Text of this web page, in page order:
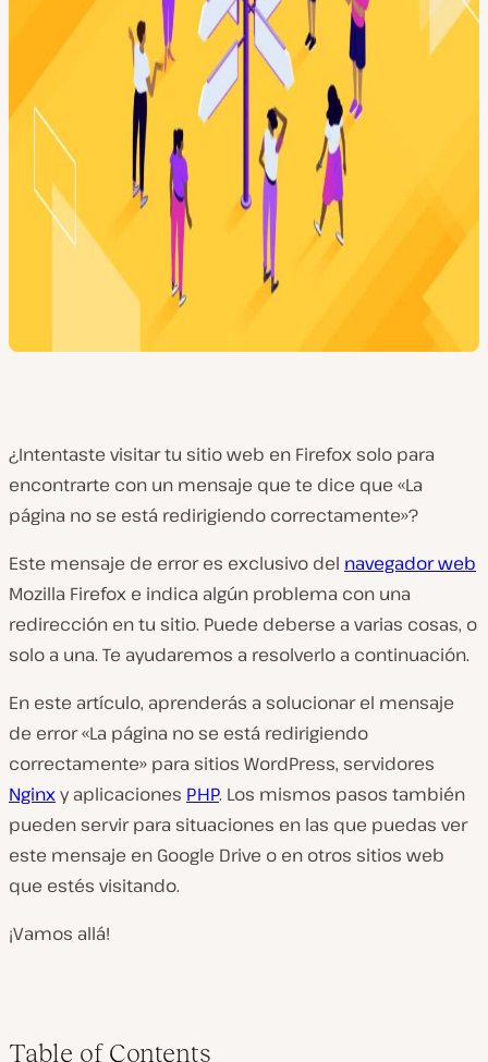
¿Intentaste visitar tu sitio web en Firefox solo para
encontrarte con un mensaje que te dice que «La
página no se está redirigiendo correctamente»?
Este mensaje de error es exclusivo del navegador web
Mozilla Firefox e indica algún problema con una
redirección en tu sitio. Puede deberse a varias cosas, o
solo a una. Te ayudaremos a resolverlo a continuación.
En este artículo, aprenderás a solucionar el mensaje
de error «La página no se está redirigiendo
correctamente» para sitios WordPress, servidores
Nginxy aplicaciones PHP. Los mismos pasos también
pueden servir para situaciones en las que puedas ver
este mensaje en Google Drive o en otros sitios web
que estés visitando.
¡Vamos allá!
Table of Contents